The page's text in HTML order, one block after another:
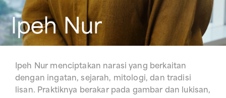
Ipeh Nur menciptakan narasi yang berkaitan
dengan ingatan, sejarah, mitologi, dan tradisi
lisan. Praktiknya berakar pada gambar dan lukisan,